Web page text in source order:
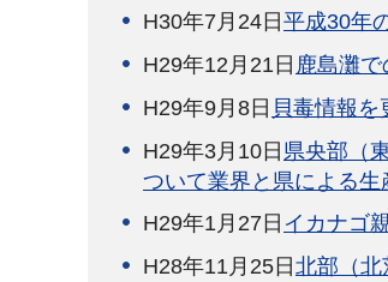
H30年7月24日 平成30年
H29年12月21日 鹿島灘
H29年9月8日 貝毒情報を
H29年3月10日 県央部（
ついて業界と県による生
H29年1月27日 イカナゴ
H28年11月25日 北部（北